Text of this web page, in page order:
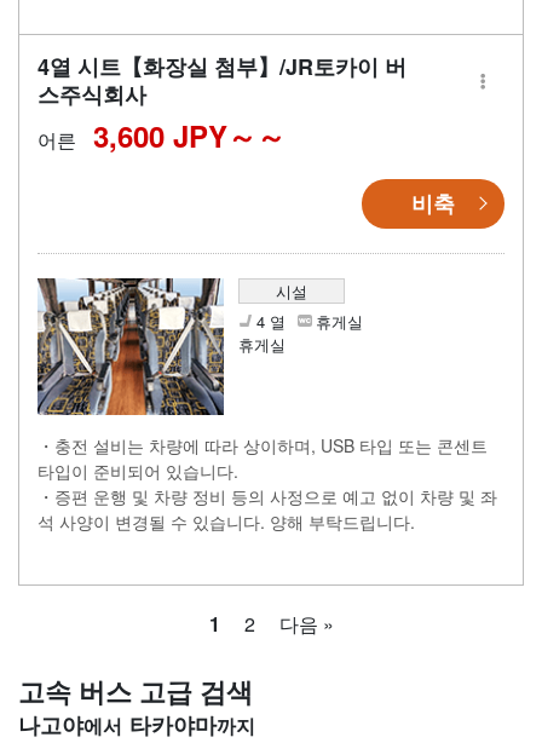
4열 시트【화장실 첨부】/JR토카이 버
스주식회사
어른 3,600 JPY～
비축
시설
4 열
휴게실
휴게실
・충전 설비는 차량에 따라 상이하며, USB 타입 또는 콘센트
타입이 준비되어 있습니다.
・증편 운행 및 차량 정비 등의 사정으로 예고 없이 차량 및 좌
석 사양이 변경될 수 있습니다. 양해 부탁드립니다.
1 2 다음 »
고속 버스 고급 검색
나고야 타카야마